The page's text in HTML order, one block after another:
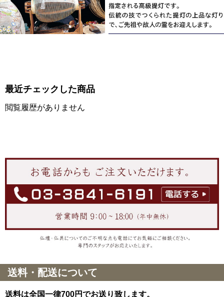
最近チェックした商品
閲覧履歴がありません
送料・配送について
送料は全国一律700円でお送り致します。